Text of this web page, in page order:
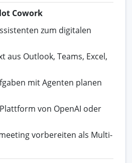
Cowork
zum digitalen
aus Outlook, Teams, Excel,
mit Agenten planen
von OpenAI oder
vorbereiten als Multi-